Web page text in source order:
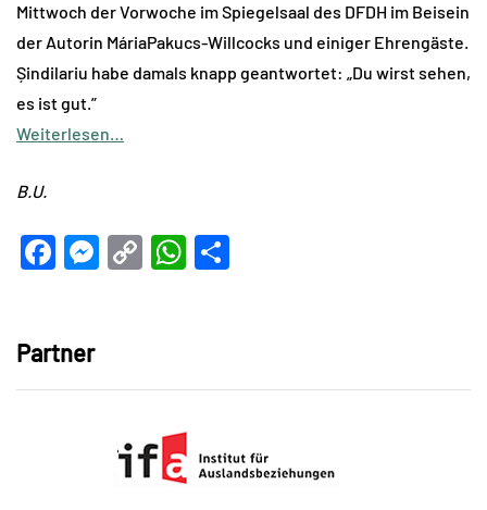
Mittwoch der Vorwoche im Spiegelsaal des DFDH im Beisein
der Autorin MáriaPakucs-Willcocks und einiger Ehrengäste.
Șindilariu habe damals knapp geantwortet: „Du wirst sehen,
es ist gut.”
Weiterlesen…
B.U.
Facebook
Messenger
CopyWhatsApp
Partner